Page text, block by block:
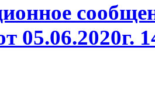
05.06.2020г.